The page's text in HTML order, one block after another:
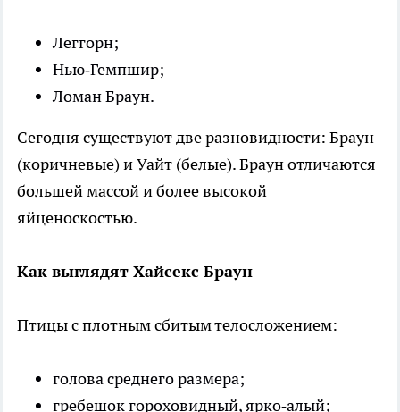
Леггорн;
Нью‑Гемпшир;
Ломан Браун.
Сегодня существуют две разновидности: Браун
(коричневые) и Уайт (белые). Браун отличаются
большей массой и более высокой
яйценоскостью.
Как выглядят Хайсекс Браун
Птицы с плотным сбитым телосложением:
голова среднего размера;
гребешок гороховидный, ярко‑алый;